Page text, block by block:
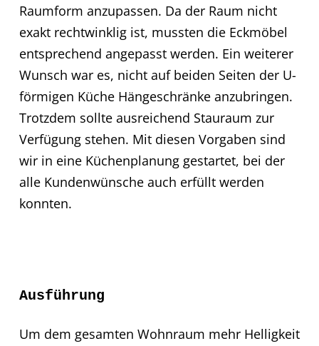
Raumform anzupassen. Da der Raum nicht
exakt rechtwinklig ist, mussten die Eckmöbel
entsprechend angepasst werden. Ein weiterer
Wunsch war es, nicht auf beiden Seiten der U-
förmigen Küche Hängeschränke anzubringen.
Trotzdem sollte ausreichend Stauraum zur
Verfügung stehen. Mit diesen Vorgaben sind
wir in eine Küchenplanung gestartet, bei der
alle Kundenwünsche auch erfüllt werden
konnten.
Ausführung
Um dem gesamten Wohnraum mehr Helligkeit